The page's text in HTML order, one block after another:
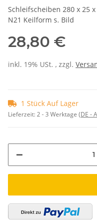
Schleifscheiben 280 x 25 x
N21 Keilform s. Bild
28,80 €
inkl. 19% USt. , zzgl.
1 Stück Auf Lager
Lieferzeit:2 - 3 Werktage (DE -